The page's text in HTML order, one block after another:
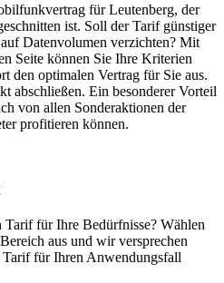
für Leutenberg, der
ist. Soll der Tarif günstiger
Datenvolumen verzichten? Mit
Seite können Sie Ihre Kriterien
den optimalen Vertrag für Sie aus.
abschließen. Ein besonderer Vorteil
von allen Sonderaktionen der
profitieren können.
Tarif für Ihre Bedürfnisse? Wählen
aus und wir versprechen
Tarif für Ihren Anwendungsfall